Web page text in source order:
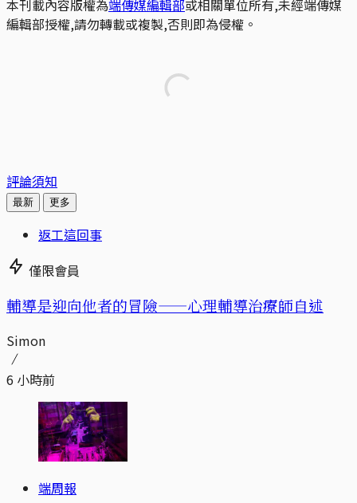
本刊載內容版權為端傳媒編輯部或相關單位所有,未經端傳媒
編輯部授權,請勿轉載或複製,否則即為侵權。
評論須知
最新 更多
返工這回事
僅限會員
輔導是迎向他者的冒險——心理輔導治療師自述
Simon
6 小時前
端周報